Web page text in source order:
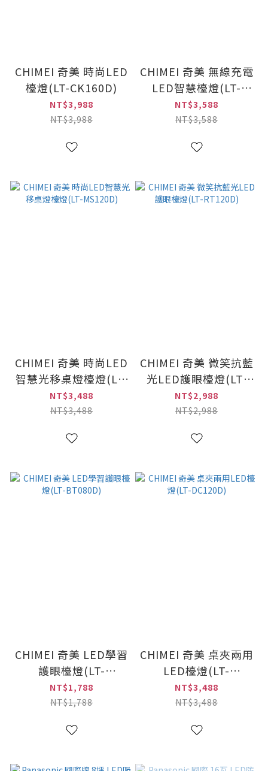
CHIMEI 奇美 時尚LED
檯燈(LT-CK160D)
NT$3,988
NT$3,988
CHIMEI 奇美 無線充電
LED智慧檯燈(LT-
SW120D)
NT$3,588
NT$3,588
CHIMEI 奇美 時尚LED
智慧光移桌燈檯燈(LT-
MS120D)
NT$3,488
NT$3,488
CHIMEI 奇美 微笑抗藍
光LED護眼檯燈(LT-
RT120D)
NT$2,988
NT$2,988
CHIMEI 奇美 LED學習
護眼檯燈(LT-
BT080D)
NT$1,788
NT$1,788
CHIMEI 奇美 桌夾兩用
LED檯燈(LT-
DC120D)
NT$3,488
NT$3,488